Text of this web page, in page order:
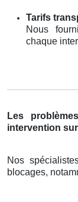
Tarifs
Nous
chaque
Les
intervention
Nos
blocages,